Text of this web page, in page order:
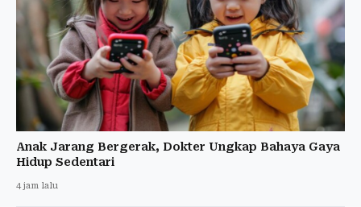
Anak Jarang Bergerak, Dokter Ungkap Bahaya Gaya
Hidup Sedentari
4 jam lalu